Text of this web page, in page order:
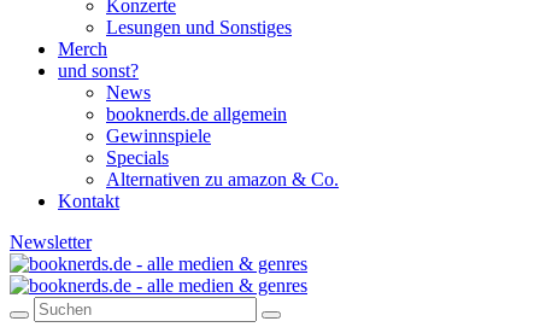
Konzerte
Lesungen und Sonstiges
Merch
und sonst?
News
booknerds.de allgemein
Gewinnspiele
Specials
Alternativen zu amazon & Co.
Kontakt
Newsletter